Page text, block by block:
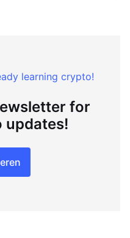
learning crypto!
for
updates!